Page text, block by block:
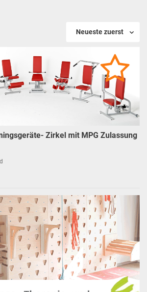
Neueste zuerst
Zirkel mit MPG Zulassung